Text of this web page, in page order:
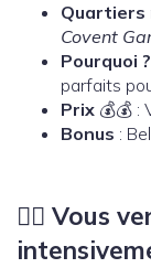
Quartiers
Covent
Pourquoi ?
parfaits
Prix 💰💰 :
Bonus :
🚶‍♂️ Vous